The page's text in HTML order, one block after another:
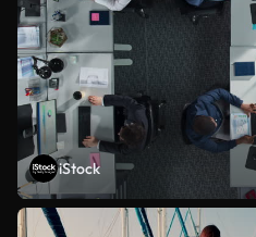
iStock